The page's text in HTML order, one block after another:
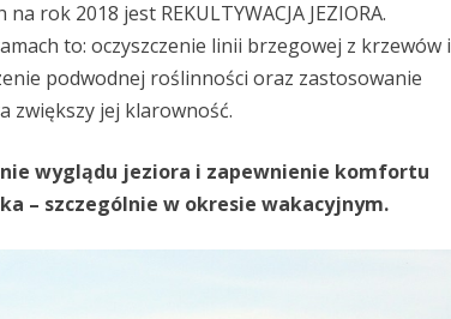
rok 2018 jest REKULTYWACJA JEZIORA.
to: oczyszczenie linii brzegowej z krzewów i
podwodnej roślinności oraz zastosowanie
zwiększy jej klarowność.
wyglądu jeziora i zapewnienie komfortu
– szczególnie w okresie wakacyjnym.